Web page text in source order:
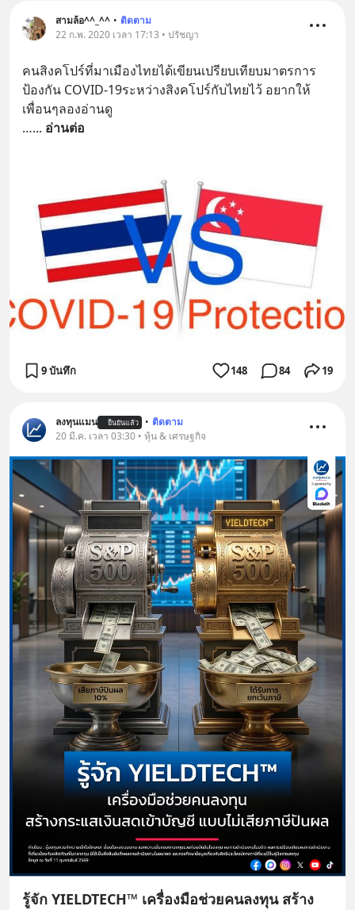
สามล้อ^^_^^ • ติดตาม
22 ก.พ. 2020 เวลา 17:13 • ปรัชญา
คนสิงคโปร์ที่มาเมืองไทยได้เขียนเปรียบเทียบมาตรการ
ป้องกัน COVID-19ระหว่างสิงคโปร์กับไทยไว้ อยากให้
เพื่อนๆลองอ่านดู
…... อ่านต่อ
9 บันทึก 148 84 19
ลงทุนแมน ยืนยันแล้ว • ติดตาม
20 มี.ค. เวลา 03:30 • หุ้น & เศรษฐกิจ
รู้จัก YIELDTECH™ เครื่องมือช่วยคนลงทุน สร้าง